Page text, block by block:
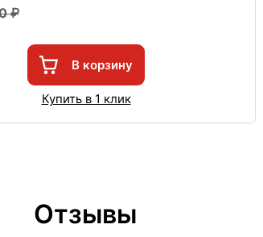
В корзину
Купить в 1 клик
Отзывы